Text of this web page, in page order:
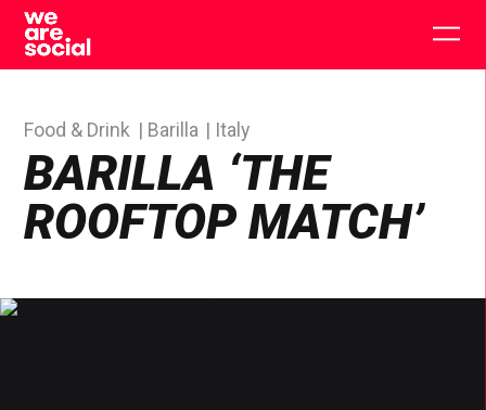
Skip
content
BARILLA ‘THE
ROOFTOP MATCH’
Food & Drink Barilla Italy